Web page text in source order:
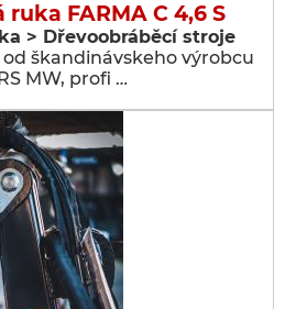
FARMA C 4,6 S
> Dřevoobráběcí stroje
škandinávskeho výrobcu
MW, profi …